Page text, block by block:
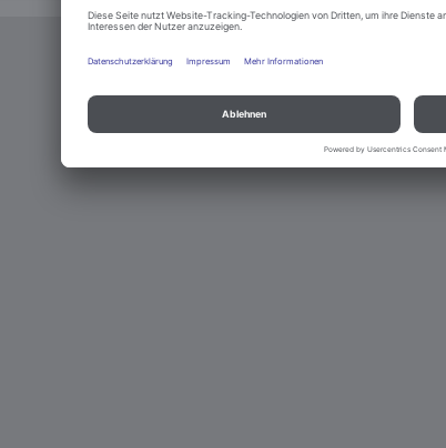
Impressum und Datenschutz Kontakt